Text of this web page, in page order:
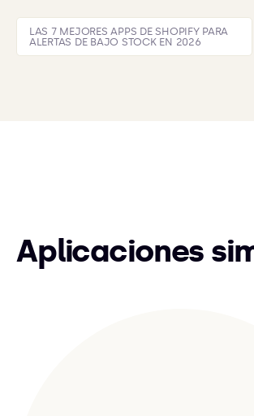
LAS 7 MEJORES APPS DE SHOPIFY PARA
ALERTAS DE BAJO STOCK EN 2026
Aplicaciones